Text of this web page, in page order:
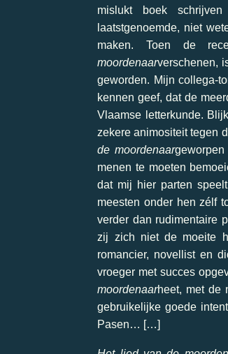
mislukt boek
laatstgenoemde, niet
maken. Toen de
moordenaarverschenen,
geworden. Mijn collega-
kennen geef, dat de
Vlaamse letterkunde.
zekere animositeit tegen
de moordenaar
menen te moeten
dat mij hier parten
meesten onder hen zélf
verder dan rudimentaire
zij zich niet de moeite
romancier, novellist en
vroeger met succes
moordenaarheet, met de
gebruikelijke goede
Pasen… […]